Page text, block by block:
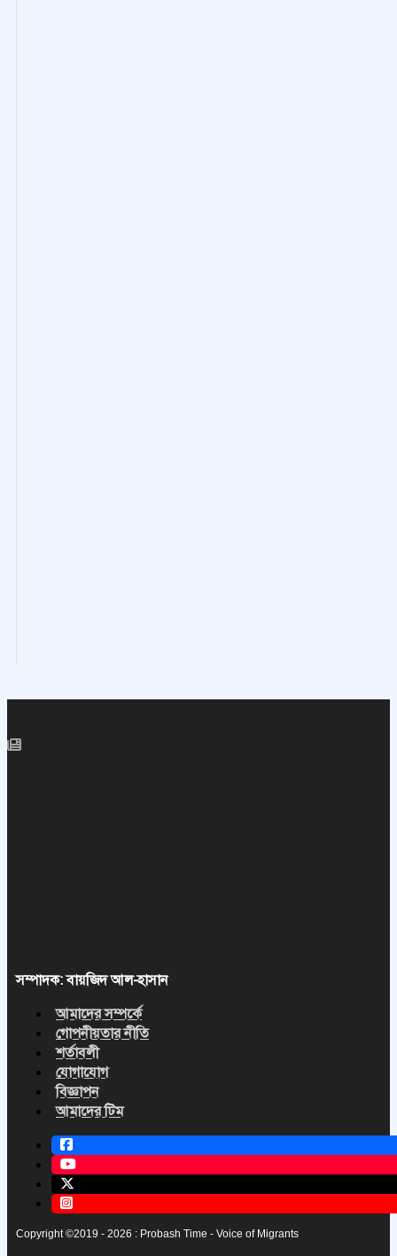
সম্পাদক: বায়জিদ আল-হাসান
আমাদের সম্পর্কে
গোপনীয়তার নীতি
শর্তাবলী
যোগাযোগ
বিজ্ঞাপন
আমাদের টিম
Copyright ©2019 - 2026 : Probash Time - Voice of Migrants